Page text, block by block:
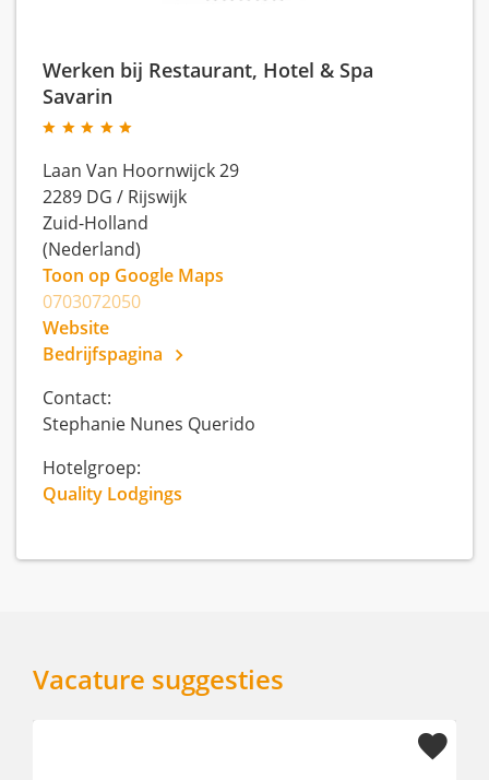
Werken bij Restaurant, Hotel & Spa
Savarin
Laan Van Hoornwijck 29
2289 DG / Rijswijk
Zuid-Holland
(Nederland)
Toon op Google Maps
0703072050
Website
Bedrijfspagina
Contact:
Stephanie Nunes Querido
Hotelgroep:
Quality Lodgings
Vacature suggesties